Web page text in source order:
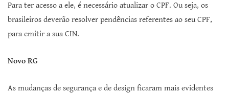
Para ter acesso a ele, é necessário atualizar o CPF. Ou seja, os
brasileiros deverão resolver pendências referentes ao seu CPF,
para emitir a sua CIN.
Novo RG
As mudanças de segurança e de design ficaram mais evidentes